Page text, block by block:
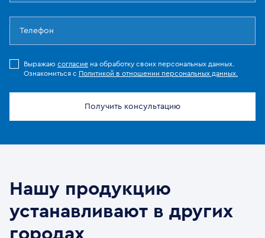
Выражаю согласие на обработку своих персональных данных.
Ознакомиться с Политикой в отношении персональных данных.
Получить консультацию
Нашу продукцию
устанавливают в других
городах